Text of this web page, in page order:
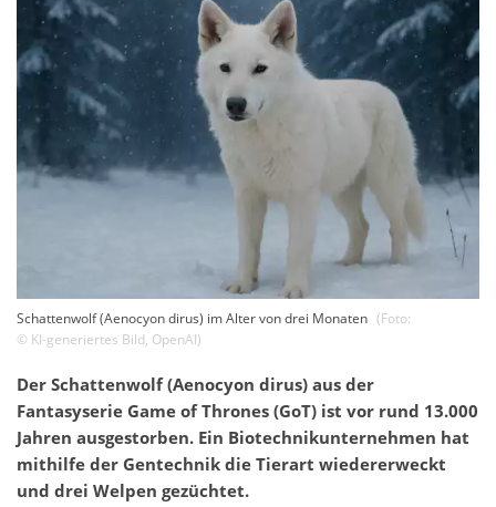
Schattenwolf (Aenocyon dirus) im Alter von drei Monaten (Foto:
© KI-generiertes Bild, OpenAI)
Der Schattenwolf (Aenocyon dirus) aus der
Fantasyserie Game of Thrones (GoT) ist vor rund 13.000
Jahren ausgestorben. Ein Biotechnikunternehmen hat
mithilfe der Gentechnik die Tierart wiedererweckt
und drei Welpen gezüchtet.